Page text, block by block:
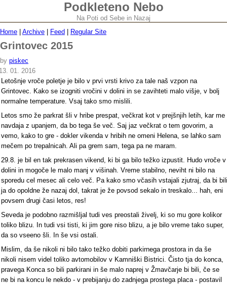
Podkleteno Nebo
Na Poti od Sebe in Nazaj
Home
Archive Feed Regular Site
Grintovec 2015
by piskec
01. 2016
Letošnje vroče poletje je bilo v prvi vrsti krivo za tale naš vzpon na
Grintovec. Kako se izogniti vročini v dolini in se zavihteti malo višje, v bolj
normalne temperature. Vsaj tako smo mislili.
Letos smo že parkrat šli v hribe prespat, večkrat kot v prejšnjih letih, kar me
navdaja z upanjem, da bo tega še več. Saj jaz večkrat o tem govorim, a
vemo, kako to gre - dokler vikenda v hribih ne omeni Helena, se lahko sam
mečem po trepalnicah. Ali pa grem sam, tega pa ne maram.
29.8. je bil en tak prekrasen vikend, ki bi ga bilo težko izpustit. Hudo vroče v
dolini in mogoče le malo manj v višinah. Vreme stabilno, neviht ni bilo na
sporedu cel mesec ali celo več. Pa kako smo včasih vstajali zjutraj, da bi bili
ja do opoldne že nazaj dol, takrat je že povsod sekalo in treskalo... hah, eni
povsem drugi časi letos, res!
Seveda je podobno razmišljal tudi ves preostali živelj, ki so mu gore kolikor
toliko blizu. In tudi vsi tisti, ki jim gore niso blizu, a je bilo vreme tako super,
da so vseeno šli. In še vsi ostali.
Mislim, da še nikoli ni bilo tako težko dobiti parkirnega prostora in da še
nikoli nisem videl toliko avtomobilov v Kamniški Bistrici. Čisto tja do konca,
pravega Konca so bili parkirani in še malo naprej v Žmavčarje bi bili, če se
ne bi na koncu le nekdo - v prebijanju do zadnjega prostega placa - postavil